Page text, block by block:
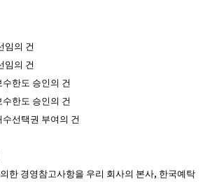
의 건
의 건
한도 승인의 건
한도 승인의 건
선택권 부여의 건
경영참고사항을 우리 회사의 본사, 한국예탁